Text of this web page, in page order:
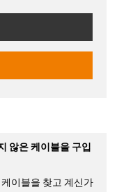
않은 케이블을 구입
이블을 찾고 계신가